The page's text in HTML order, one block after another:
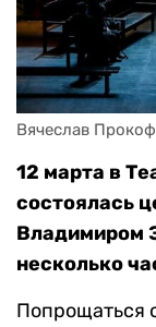
Вячеслав
12 марта в
состоялась
Владимиром
несколько
Попрощаться